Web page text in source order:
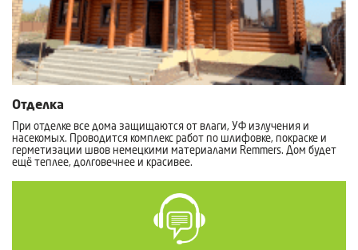
Отделка
При отделке все дома защищаются от влаги, УФ излучения и
насекомых. Проводится комплекс работ по шлифовке, покраске и
герметизации швов немецкими материалами Remmers. Дом будет
ещё теплее, долговечнее и красивее.